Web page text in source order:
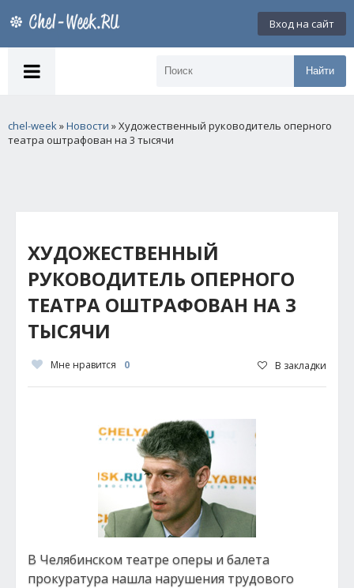
Вход на сайт
Найти
chel-week»Новости » Художественный руководитель оперного
театра оштрафован на 3 тысячи
ХУДОЖЕСТВЕННЫЙ
РУКОВОДИТЕЛЬ ОПЕРНОГО
ТЕАТРА ОШТРАФОВАН НА 3
ТЫСЯЧИ
Мне нравится 0 В закладки
В Челябинском театре оперы и балета
прокуратура нашла нарушения трудового